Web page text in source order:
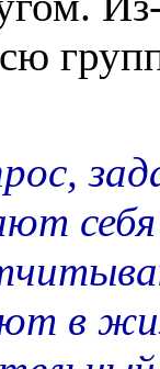
в